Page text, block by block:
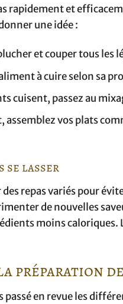
rapidement et
une idée :
et couper tous les
à cuire selon sa
cuisent, passez au
assemblez vos plats
se lasser
repas variés pour
de nouvelles
moins
préparation
en revue les